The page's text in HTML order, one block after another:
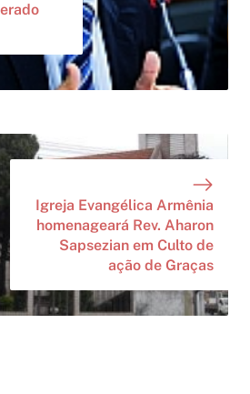
Igreja Evangélica Armênia
homenageará Rev. Aharon
Sapsezian em Culto de
ação de Graças